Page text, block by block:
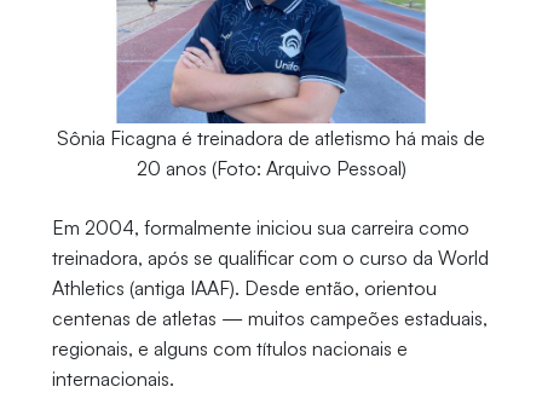
Sônia Ficagna é treinadora de atletismo há mais de
20 anos (Foto: Arquivo Pessoal)
Em 2004, formalmente iniciou sua carreira como
treinadora, após se qualificar com o curso da World
Athletics (antiga IAAF). Desde então, orientou
centenas de atletas — muitos campeões estaduais,
regionais, e alguns com títulos nacionais e
internacionais.